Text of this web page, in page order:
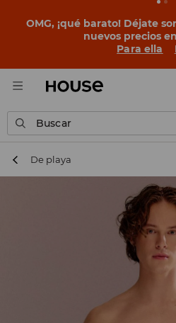
BACK TO SCHOOL📒Las
antes del primer timbre.
nuevo!
Para ella
Buscar
De playa